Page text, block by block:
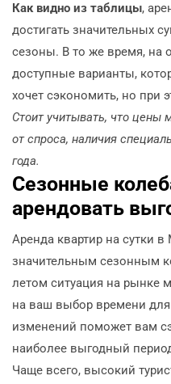
Как видно из таблицы,
достигать значительных
сезоны. В то же время, на
доступные варианты,
хочет сэкономить, но при
Стоит учитывать, что цены
от спроса, наличия
года.
Сезонные
арендовать
Аренда квартир на сутки
значительным сезонным
летом ситуация на рынке
на ваш выбор времени
изменений поможет вам
наиболее выгодный
Чаще всего, высокий